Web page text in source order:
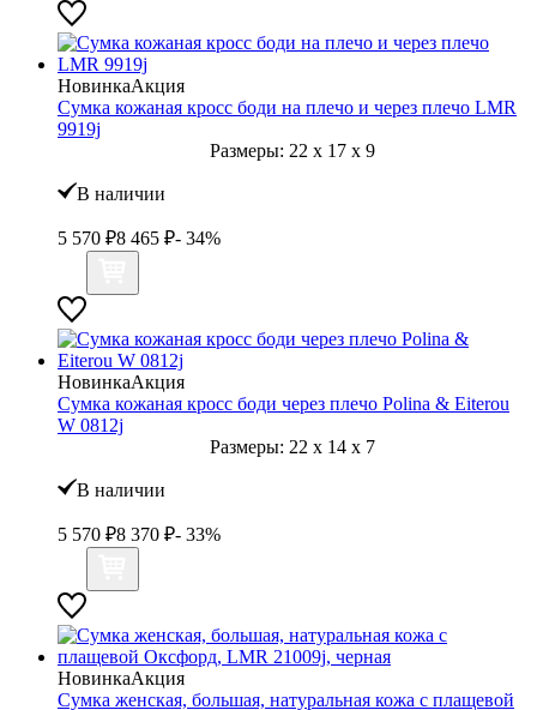
НовинкаАкция
Сумка кожаная кросс боди на плечо и через плечо LMR
9919j
Размеры: 22 x 17 x 9
В наличии
5 570 ₽8 465 ₽- 34%
НовинкаАкция
Сумка кожаная кросс боди через плечо Polina & Eiterou
W 0812j
Размеры: 22 x 14 x 7
В наличии
5 570 ₽8 370 ₽- 33%
НовинкаАкция
Сумка женская, большая, натуральная кожа с плащевой